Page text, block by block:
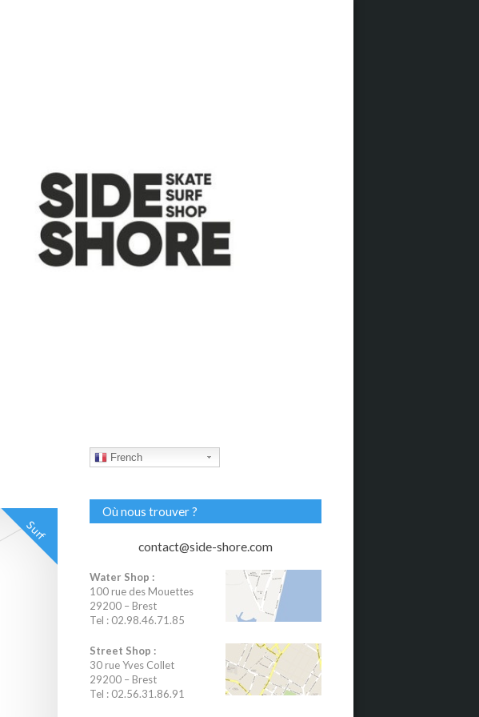
Surf
French
Où nous trouver ?
contact@side-shore.com
Water Shop :
100 rue des Mouettes
29200 – Brest
Tel : 02.98.46.71.85
Street Shop :
30 rue Yves Collet
29200 – Brest
Tel : 02.56.31.86.91